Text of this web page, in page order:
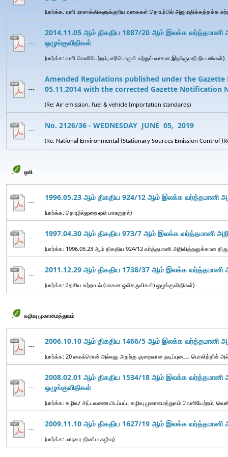
(பார்க்க: வளி மாசாக்கிகளுக்குரிய வகைகள் தொடர்பில் அனுமதிக்கத்தக்க
---
2014.11.05 ஆம் திகதிய 1887/20 ஆம் இலக்க வர்த்தமானி
ஒழுங்குவிதிகள்
(பார்க்க: வளி வெளியேற்றம், எரிபொருள் மற்றும் வாகன இறக்குமதி நியமங்கள்)
---
Amended Regulations published under the
05.11.2014 with the corrected Gazette Notification
(Re: Air emission, fuel & vehicle Importation standards)
--- No. 2126/36 - WEDNESDAY JUNE 05, 2019
(Re: National Environmental (Stationary Sources Emission Control )
ஒலி
--- 1996.05.23 ஆம் திகதிய 924/12 ஆம் இலக்க வர்த்தமானி
(பார்க்க: தொழில்துறை ஒலி மாசுறுதல்)
--- 1997.04.30 ஆம் திகதிய 973/7 ஆம் இலக்க வர்த்தமானி
(பார்க்க: 1996.05.23 ஆம் திகதிய 924/12 வர்த்தமானி அறிவித்தலுக்கான
--- 2011.12.29 ஆம் திகதிய 1738/37 ஆம் இலக்க வர்த்தமானி
(பார்க்க: தேசிய சுற்றாடல் (வாகன ஒலிகருவிகள்) ஒழுங்குவிதிகள்)
கழிவு முகாமைத்துவம்
--- 2006.10.10 ஆம் திகதிய 1466/5 ஆம் இலக்க வர்த்தமானி
(பார்க்க: 20 மைக்ரொன் அல்லது அதற்கு குறைவான தடிப்புடைய பொலித்தீன்
---
2008.02.01 ஆம் திகதிய 1534/18 ஆம் இலக்க வர்த்தமானி
ஒழுங்குவிதிகள்
(பார்க்க: கழிவு/ அட்டவணையிடப்பட்ட கழிவு முகாமைத்துவம் வெளியேற்றம்,
--- 2009.11.10 ஆம் திகதிய 1627/19 ஆம் இலக்க வர்த்தமானி
(பார்க்க: மாநகர திண்ம கழிவு)